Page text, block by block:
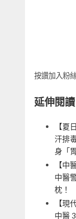
按讚加入粉
延伸閱讀
【夏
汗排
身「
【中
中醫
枕！
【現
中醫